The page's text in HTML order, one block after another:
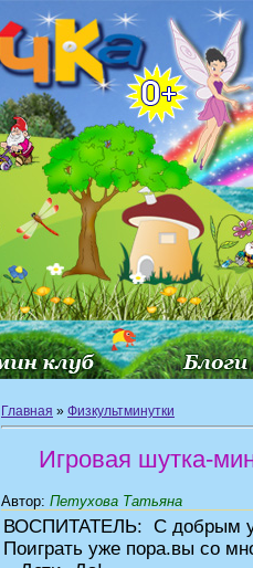
Главная » Физкультминутки
Игровая шутка-
Автор: Петухова Татьяна
ВОСПИТАТЕЛЬ: С добрым
Поиграть уже пора.вы со